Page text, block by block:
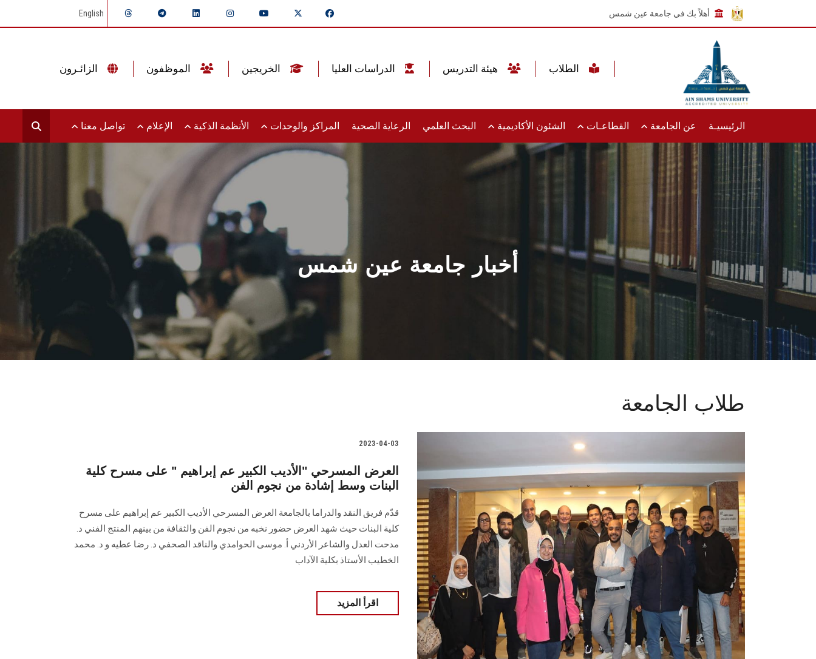
أهلاً بك في جامعة عين شمس English
الرئيسيـة عن الجامعة القطاعـات الشئون الأكاديمية البحث العلمي الرعاية الصحية المراكز والوحدات الأنظمة الذكية الإعلام تواصل معنا
أخبار جامعة عين شمس
طلاب الجامعة
2023-04-03
العرض المسرحي "الأديب الكبير عم إبراهيم " على مسرح كلية
البنات وسط إشادة من نجوم الفن
قدّم فريق النقد والدراما بالجامعة العرض المسرحي الأديب الكبير عم إبراهيم على مسرح
كلية البنات حيث شهد العرض حضور نخبه من نجوم الفن والثقافة من بينهم المنتج الفني د.
مدحت العدل والشاعر الأردني أ. موسى الحوامدي والناقد الصحفي د. رضا عطيه و د. محمد
الخطيب الأستاذ بكلية الآداب
اقرأ المزيد